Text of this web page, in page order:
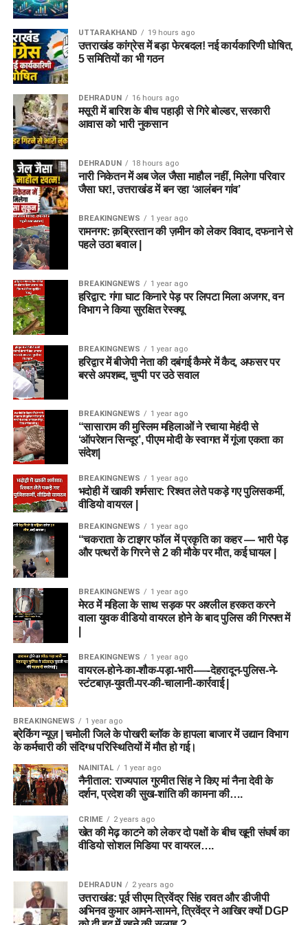
UTTARAKHAND 19 hours ago
उत्तराखंड कांग्रेस में बड़ा फेरबदल! नई कार्यकारिणी घोषित,
5 समितियों का भी गठन
DEHRADUN 16 hours ago
मसूरी में बारिश के बीच पहाड़ी से गिरे बोल्डर, सरकारी
आवास को भारी नुकसान
DEHRADUN 18 hours ago
नारी निकेतन में अब जेल जैसा माहौल नहीं, मिलेगा परिवार
जैसा घर!, उत्तराखंड में बन रहा ‘आलंबन गांव’
BREAKINGNEWS 1 year ago
रामनगर: क़ब्रिस्तान की ज़मीन को लेकर विवाद, दफनाने से
पहले उठा बवाल |
BREAKINGNEWS 1 year ago
हरिद्वार: गंगा घाट किनारे पेड़ पर लिपटा मिला अजगर, वन
विभाग ने किया सुरक्षित रेस्क्यू
BREAKINGNEWS 1 year ago
हरिद्वार में बीजेपी नेता की दबंगई कैमरे में कैद, अफसर पर
बरसे अपशब्द, चुप्पी पर उठे सवाल
BREAKINGNEWS 1 year ago
“सासाराम की मुस्लिम महिलाओं ने रचाया मेहंदी से
‘ऑपरेशन सिन्दूर’, पीएम मोदी के स्वागत में गूंजा एकता का
संदेश|
BREAKINGNEWS 1 year ago
भदोही में खाकी शर्मसार: रिश्वत लेते पकड़े गए पुलिसकर्मी,
वीडियो वायरल |
BREAKINGNEWS 1 year ago
“चकराता के टाइगर फॉल में प्रकृति का कहर — भारी पेड़
और पत्थरों के गिरने से 2 की मौके पर मौत, कई घायल |
BREAKINGNEWS 1 year ago
मेरठ में महिला के साथ सड़क पर अश्लील हरकत करने
वाला युवक वीडियो वायरल होने के बाद पुलिस की गिरफ्त में
BREAKINGNEWS 1 year ago
वायरल-होने-का-शौक-पड़ा-भारी-—-देहरादून-पुलिस-ने-
स्टंटबाज़-युवती-पर-की-चालानी-कार्रवाई |
BREAKINGNEWS 1 year ago
ब्रेकिंग न्यूज़ | चमोली जिले के पोखरी ब्लॉक के हापला बाजार में उद्यान विभाग
के कर्मचारी की संदिग्ध परिस्थितियों में मौत हो गई।
NAINITAL 1 year ago
नैनीताल: राज्यपाल गुरमीत सिंह ने किए मां नैना देवी के
दर्शन, प्रदेश की सुख-शांति की कामना की….
CRIME 2 years ago
खेत की मेढ़ काटने को लेकर दो पक्षों के बीच खूनी संघर्ष का
वीडियो सोशल मिडिया पर वायरल….
DEHRADUN 2 years ago
उत्तराखंड: पूर्व सीएम त्रिवेंद्र सिंह रावत और डीजीपी
अभिनव कुमार आमने-सामने, त्रिवेंद्र ने आखिर क्यों DGP